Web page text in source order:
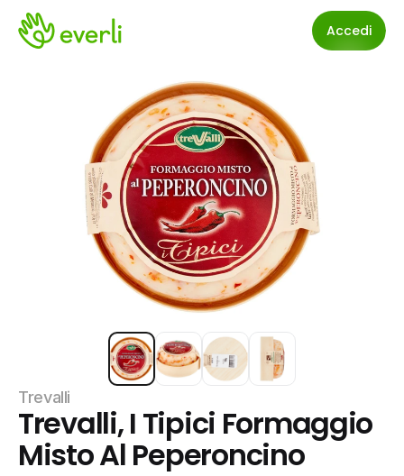
Accedi
Trevalli
Trevalli, I Tipici Formaggio
Misto Al Peperoncino